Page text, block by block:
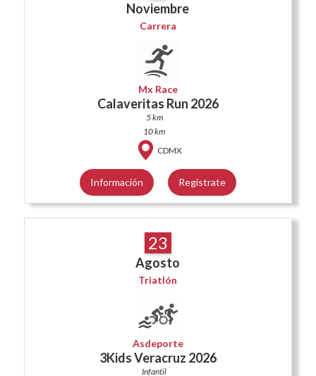
Noviembre
Carrera
Mx Race
Calaveritas Run 2026
5 km
10 km
CDMX
Información Regístrate
23
Agosto
Triatlón
Asdeporte
3Kids Veracruz 2026
Infantil